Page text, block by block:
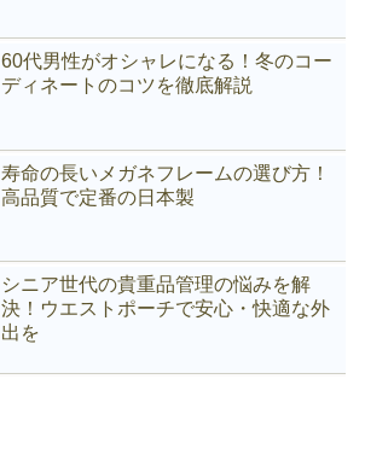
60代男性がオシャレになる！冬のコー
ディネートのコツを徹底解説
寿命の長いメガネフレームの選び方！
高品質で定番の日本製
シニア世代の貴重品管理の悩みを解
決！ウエストポーチで安心・快適な外
出を